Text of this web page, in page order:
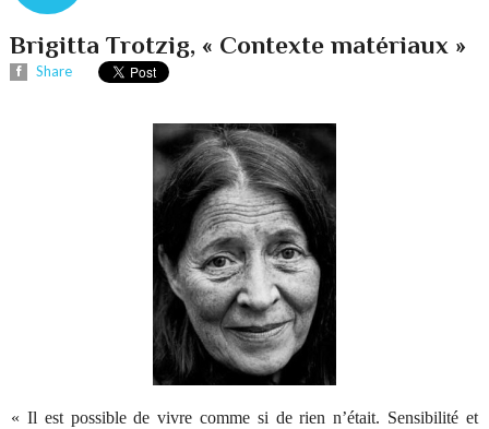
Brigitta Trotzig, « Contexte matériaux »
Share
« Il est possible de vivre comme si de rien n’était. Sensibilité et